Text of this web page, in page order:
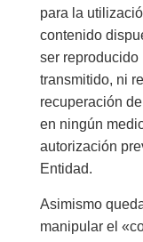
para la
contenido
ser reproducido
transmitido, ni
recuperación
en ningún
autorización
Entidad.
Asimismo
manipular el